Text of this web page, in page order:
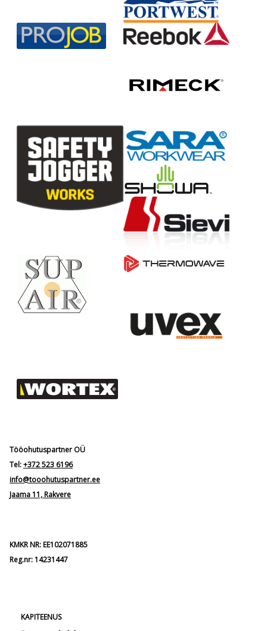
Tööohutuspartner OÜ
Tel:+372 523 6196
info@tooohutuspartner.ee
Jaama 11, Rakvere
KMKR NR: EE102071885
Reg.nr: 14231447
KAPITEENUS